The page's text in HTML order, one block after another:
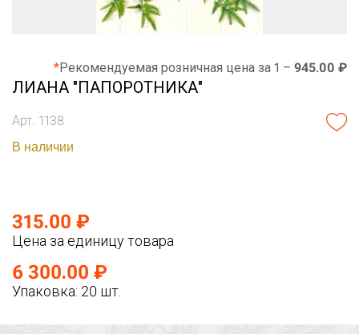
*Рекомендуемая розничная цена за 1 – 945.00 ₽
ЛИАНА "ПАПОРОТНИКА"
Арт. 1138
В наличии
315.00 ₽
Цена за единицу товара
6 300.00 ₽
Упаковка: 20 шт.